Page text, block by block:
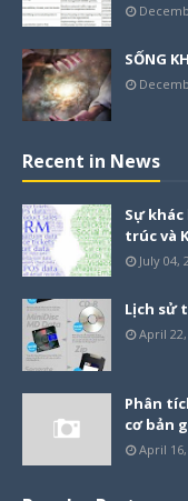
SỐNG
Recent in News
Sự
trúc và
July 04,
Lịch sử
April 22,
Phân
cơ bản
April 16,